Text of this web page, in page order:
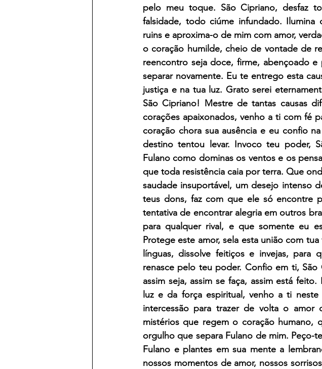
pelo meu toque. São Cipriano, desfaz
falsidade, todo ciúme infundado.
ruins e aproxima-o de mim com amor,
o coração humilde, cheio de vontade de
reencontro seja doce, firme, abençoado
separar novamente. Eu te entrego esta
justiça e na tua luz. Grato serei
São Cipriano! Mestre de tantas causas
corações apaixonados, venho a ti com fé
coração chora sua ausência e eu confio
destino tentou levar. Invoco teu poder,
Fulano como dominas os ventos e os
que toda resistência caia por terra. Que
saudade insuportável, um desejo intenso
teus dons, faz com que ele só encontre
tentativa de encontrar alegria em outros
para qualquer rival, e que somente eu
Protege este amor, sela esta união com
línguas, dissolve feitiços e invejas, para
renasce pelo teu poder. Confio em ti,
assim seja, assim se faça, assim está
luz e da força espiritual, venho a ti
intercessão para trazer de volta o
mistérios que regem o coração humano,
orgulho que separa Fulano de mim. Peço-
Fulano e plantes em sua mente a
nossos momentos de amor, nossos